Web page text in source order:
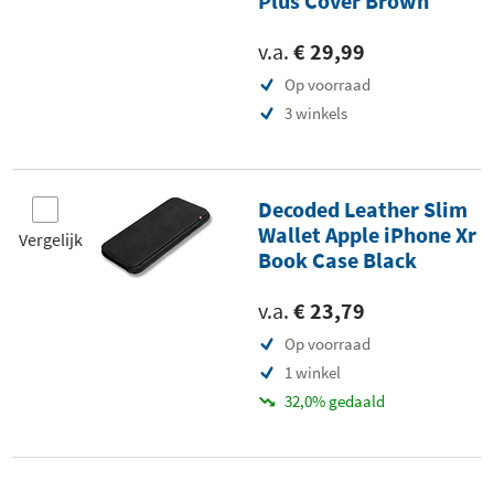
v.a. € 29,99
Op voorraad
3 winkels
Vergelijk
Decoded Leather Slim
Wallet Apple iPhone Xr
Book Case Black
v.a. € 23,79
Op voorraad
1 winkel
32,0% gedaald